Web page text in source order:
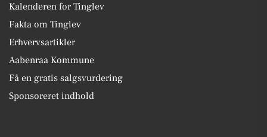
Kalenderen for Tinglev
Fakta om Tinglev
Erhvervsartikler
Aabenraa Kommune
Få en gratis salgsvurdering
Sponsoreret indhold